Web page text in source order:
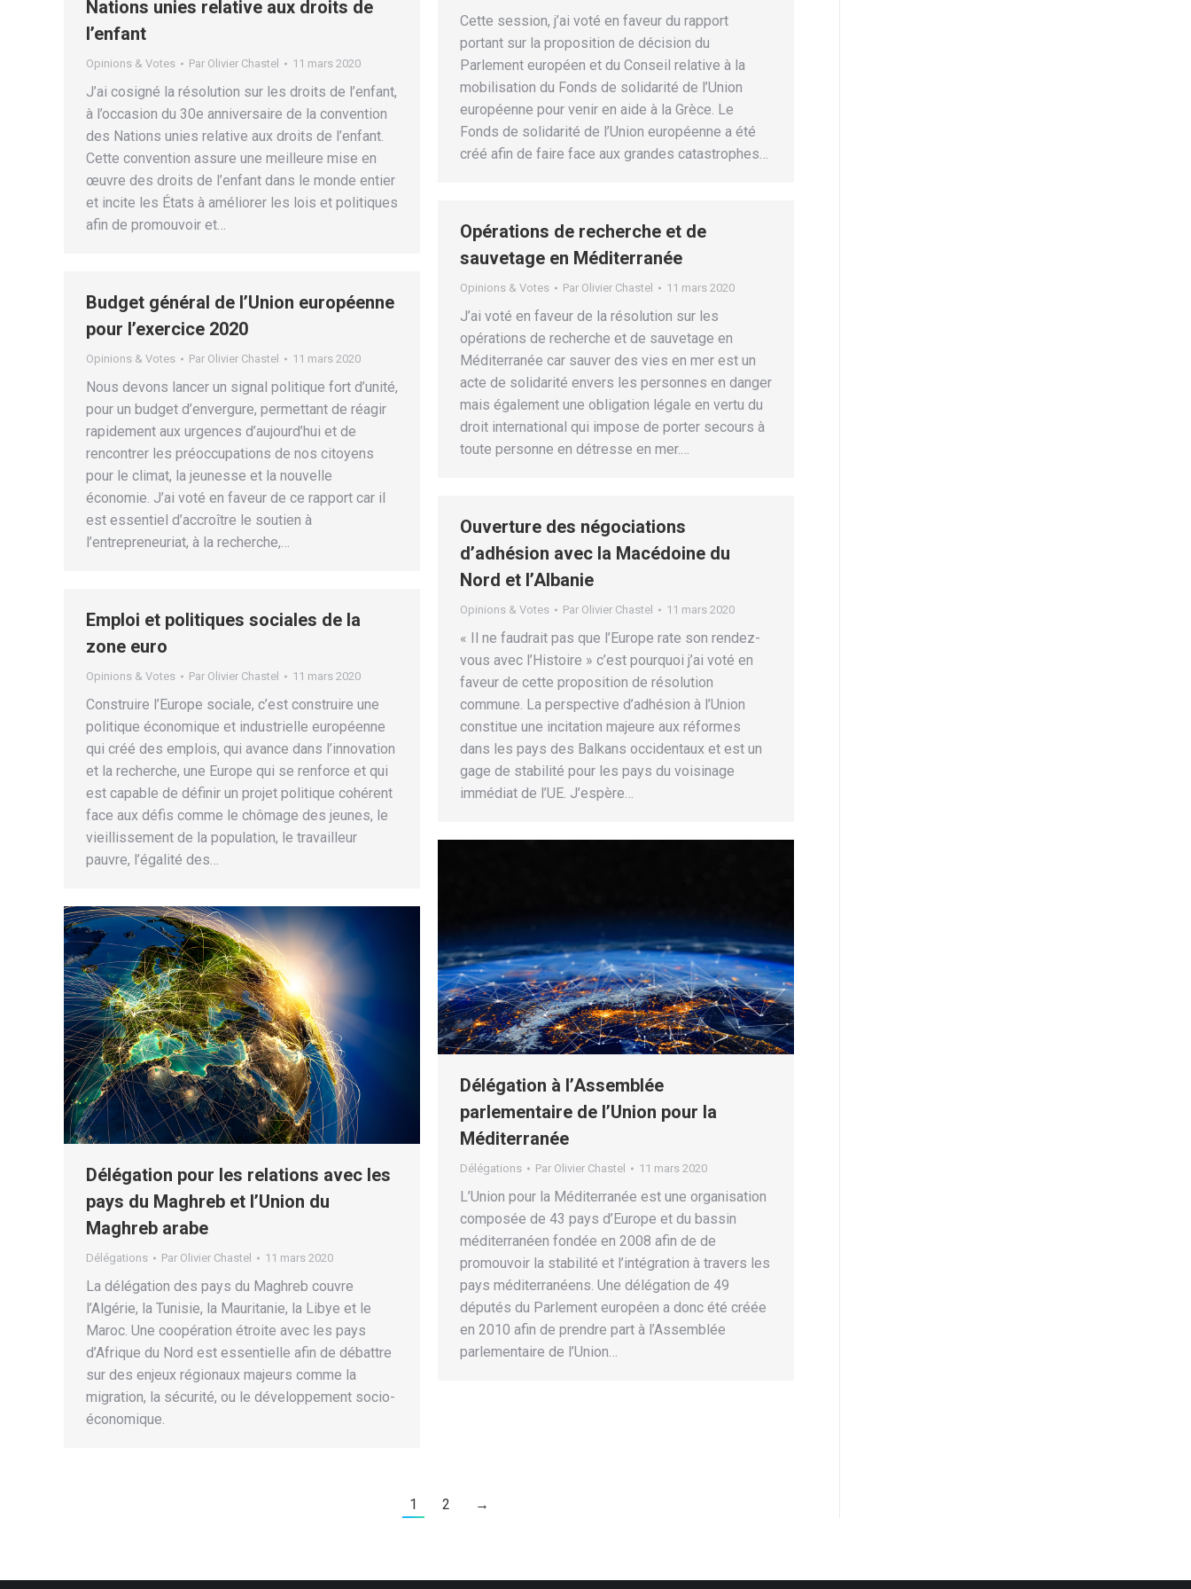
Cette session, j’ai voté en faveur du rapport
portant sur la proposition de décision du
Parlement européen et du Conseil relative à la
mobilisation du Fonds de solidarité de l’Union
européenne pour venir en aide à la Grèce. Le
Fonds de solidarité de l’Union européenne a été
créé afin de faire face aux grandes catastrophes…
Nations unies relative aux droits de
l’enfant
Opinions & Votes Par Olivier Chastel 11 mars 2020
J’ai cosigné la résolution sur les droits de l’enfant,
à l’occasion du 30e anniversaire de la convention
des Nations unies relative aux droits de l’enfant.
Cette convention assure une meilleure mise en
œuvre des droits de l’enfant dans le monde entier
et incite les États à améliorer les lois et politiques
afin de promouvoir et…
Opérations de recherche et de
sauvetage en Méditerranée
Opinions & Votes Par Olivier Chastel 11 mars 2020
J’ai voté en faveur de la résolution sur les
opérations de recherche et de sauvetage en
Méditerranée car sauver des vies en mer est un
acte de solidarité envers les personnes en danger
mais également une obligation légale en vertu du
droit international qui impose de porter secours à
toute personne en détresse en mer.…
Budget général de l’Union européenne
pour l’exercice 2020
Opinions & Votes Par Olivier Chastel 11 mars 2020
Nous devons lancer un signal politique fort d’unité,
pour un budget d’envergure, permettant de réagir
rapidement aux urgences d’aujourd’hui et de
rencontrer les préoccupations de nos citoyens
pour le climat, la jeunesse et la nouvelle
économie. J’ai voté en faveur de ce rapport car il
est essentiel d’accroître le soutien à
l’entrepreneuriat, à la recherche,…
Ouverture des négociations
d’adhésion avec la Macédoine du
Nord et l’Albanie
Opinions & Votes Par Olivier Chastel 11 mars 2020
« Il ne faudrait pas que l’Europe rate son rendez-
vous avec l’Histoire » c’est pourquoi j’ai voté en
faveur de cette proposition de résolution
commune. La perspective d’adhésion à l’Union
constitue une incitation majeure aux réformes
dans les pays des Balkans occidentaux et est un
gage de stabilité pour les pays du voisinage
immédiat de l’UE. J’espère…
Emploi et politiques sociales de la
zone euro
Opinions & Votes Par Olivier Chastel 11 mars 2020
Construire l’Europe sociale, c’est construire une
politique économique et industrielle européenne
qui créé des emplois, qui avance dans l’innovation
et la recherche, une Europe qui se renforce et qui
est capable de définir un projet politique cohérent
face aux défis comme le chômage des jeunes, le
vieillissement de la population, le travailleur
pauvre, l’égalité des…
Délégation à l’Assemblée
parlementaire de l’Union pour la
Méditerranée
Délégations Par Olivier Chastel 11 mars 2020
L’Union pour la Méditerranée est une organisation
composée de 43 pays d’Europe et du bassin
méditerranéen fondée en 2008 afin de de
promouvoir la stabilité et l’intégration à travers les
pays méditerranéens. Une délégation de 49
députés du Parlement européen a donc été créée
en 2010 afin de prendre part à l’Assemblée
parlementaire de l’Union…
Délégation pour les relations avec les
pays du Maghreb et l’Union du
Maghreb arabe
Délégations Par Olivier Chastel 11 mars 2020
La délégation des pays du Maghreb couvre
l’Algérie, la Tunisie, la Mauritanie, la Libye et le
Maroc. Une coopération étroite avec les pays
d’Afrique du Nord est essentielle afin de débattre
sur des enjeux régionaux majeurs comme la
migration, la sécurité, ou le développement socio-
économique.
1 2 →